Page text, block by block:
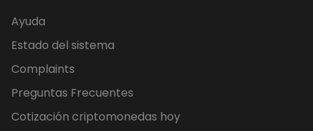
Ayuda
Estado del sistema
Complaints
Preguntas Frecuentes
Cotización criptomonedas hoy